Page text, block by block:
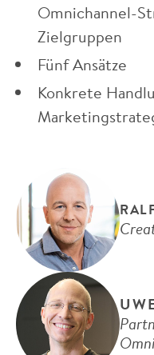
Omnichannel-
Zielgruppen
Fünf Ansätze
Konkrete